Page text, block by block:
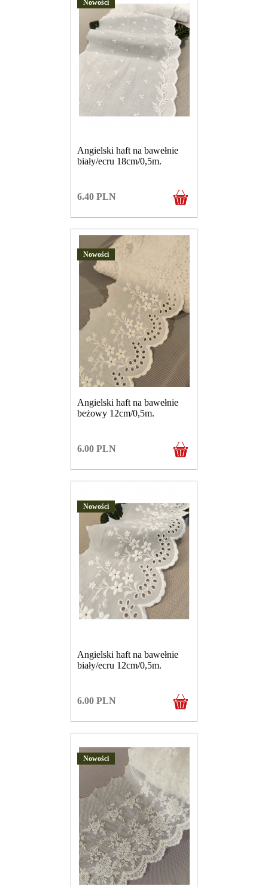
Nowości
Angielski haft na bawełnie
biały/ecru 18cm/0,5m.
6.40 PLN
Nowości
Angielski haft na bawełnie
beżowy 12cm/0,5m.
6.00 PLN
Nowości
Angielski haft na bawełnie
biały/ecru 12cm/0,5m.
6.00 PLN
Nowości